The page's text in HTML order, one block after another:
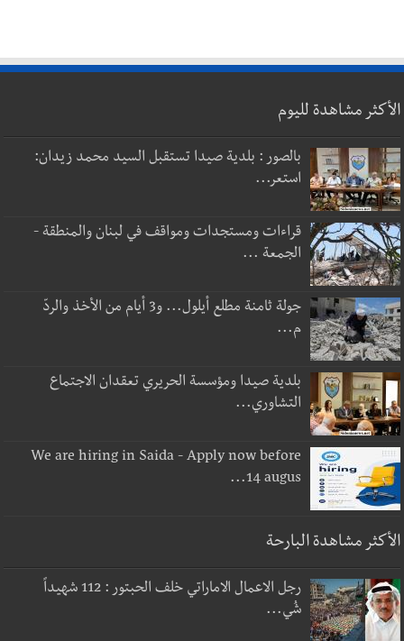
الأكثر مشاهدة لليوم
بالصور : بلدية صيدا تستقبل السيد محمد زيدان:
استعر...
قراءات ومستجدات ومواقف في لبنان والمنطقة -
الجمعة ...
جولة ثامنة مطلع أيلول... و3 أيام من الأخذ والردّ
م...
بلدية صيدا ومؤسسة الحريري تعقدان الاجتماع
التشاوري...
We are hiring in Saida - Apply now before
14 augus...
الأكثر مشاهدة البارحة
رجل الاعمال الاماراتي خلف الحبتور : 112 شهيداً
شُي...